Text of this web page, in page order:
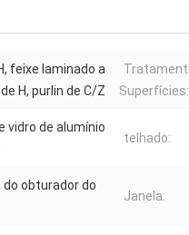
feixe laminado a
H, purlin de C/Z
Superfícies:
vidro de alumínio
telhado:
obturador do
Janela: